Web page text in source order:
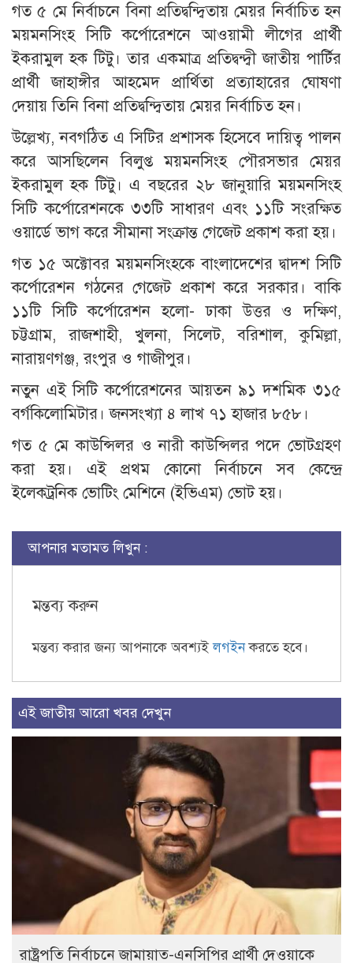
গত ৫ মে নির্বাচনে বিনা প্রতিদ্বন্দ্বিতায় মেয়র নির্বাচিত হন
ময়মনসিংহ সিটি কর্পোরেশনে আওয়ামী লীগের প্রার্থী
ইকরামুল হক টিটু। তার একমাত্র প্রতিদ্বন্দ্বী জাতীয় পার্টির
প্রার্থী জাহাঙ্গীর আহমেদ প্রার্থিতা প্রত্যাহারের ঘোষণা
দেয়ায় তিনি বিনা প্রতিদ্বন্দ্বিতায় মেয়র নির্বাচিত হন।
উল্লেখ্য, নবগঠিত এ সিটির প্রশাসক হিসেবে দায়িত্ব পালন
করে আসছিলেন বিলুপ্ত ময়মনসিংহ পৌরসভার মেয়র
ইকরামুল হক টিটু। এ বছরের ২৮ জানুয়ারি ময়মনসিংহ
সিটি কর্পোরেশনকে ৩৩টি সাধারণ এবং ১১টি সংরক্ষিত
ওয়ার্ডে ভাগ করে সীমানা সংক্রান্ত গেজেট প্রকাশ করা হয়।
গত ১৫ অক্টোবর ময়মনসিংহকে বাংলাদেশের দ্বাদশ সিটি
কর্পোরেশন গঠনের গেজেট প্রকাশ করে সরকার। বাকি
১১টি সিটি কর্পোরেশন হলো- ঢাকা উত্তর ও দক্ষিণ,
চট্টগ্রাম, রাজশাহী, খুলনা, সিলেট, বরিশাল, কুমিল্লা,
নারায়ণগঞ্জ, রংপুর ও গাজীপুর।
নতুন এই সিটি কর্পোরেশনের আয়তন ৯১ দশমিক ৩১৫
বর্গকিলোমিটার। জনসংখ্যা ৪ লাখ ৭১ হাজার ৮৫৮।
গত ৫ মে কাউন্সিলর ও নারী কাউন্সিলর পদে ভোটগ্রহণ
করা হয়। এই প্রথম কোনো নির্বাচনে সব কেন্দ্রে
ইলেকট্রনিক ভোটিং মেশিনে (ইভিএম) ভোট হয়।
আপনার মতামত লিখুন :
মন্তব্য করুন
মন্তব্য করার জন্য আপনাকে অবশ্যইলগইনকরতে হবে।
এই জাতীয় আরো খবর দেখুন
রাষ্ট্রপতি নির্বাচনে জামায়াত-এনসিপির প্রার্থী দেওয়াকে